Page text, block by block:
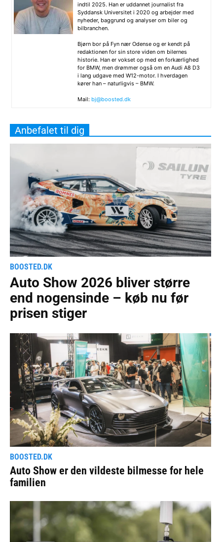
indtil 2025. Han er uddannet journalist fra
Syddansk Universitet i 2020 og arbejder med
nyheder, baggrund og analyser om biler og
bilbranchen.
Bjørn bor på Fyn nær Odense og er kendt på
redaktionen for sin store viden om bilernes
historie. Han er vokset op med en forkærlighed
for BMW, men drømmer også om en Audi A8 D3
i lang udgave med W12-motor. I hverdagen
kører han – naturligvis – BMW.
Mail: bj@boosted.dk